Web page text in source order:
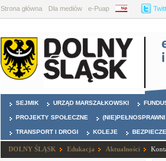
Strona główna Dla mediów e-Puap BIP
SEJMIK URZĄD MARSZAŁKOWSKI
PROJEKTY SPOŁECZNE (NIE)PEŁNOSPRAWNI
TRANSPORT I DROGI KOLEJE
DOLNY ŚLĄSK Edukacja Aktualności